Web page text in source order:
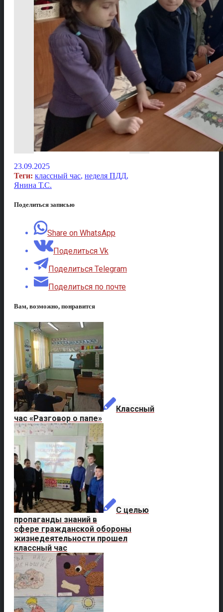
23.09.2025
Теги: классный час, неделя ПДД,
Янина Т.С.
Поделиться записью
Share on WhatsApp
Поделиться Vk
Поделиться Telegram
Поделиться по почте
Вам, возможно, понравится
Классный
час «Разговор о папе»
С целью
пропаганды знаний в
сфере гражданской обороны
жизнедеятельности прошел
классный час